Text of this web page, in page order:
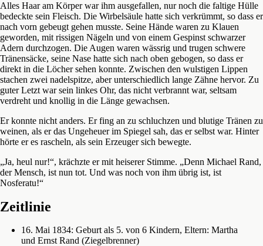
Alles Haar am Körper war ihm ausgefallen, nur noch die faltige Hülle
bedeckte sein Fleisch. Die Wirbelsäule hatte sich verkrümmt, so dass er
nach vorn gebeugt gehen musste. Seine Hände waren zu Klauen
geworden, mit rissigen Nägeln und von einem Gespinst schwarzer
Adern durchzogen. Die Augen waren wässrig und trugen schwere
Tränensäcke, seine Nase hatte sich nach oben gebogen, so dass er
direkt in die Löcher sehen konnte. Zwischen den wulstigen Lippen
stachen zwei nadelspitze, aber unterschiedlich lange Zähne hervor. Zu
guter Letzt war sein linkes Ohr, das nicht verbrannt war, seltsam
verdreht und knollig in die Länge gewachsen.
Er konnte nicht anders. Er fing an zu schluchzen und blutige Tränen zu
weinen, als er das Ungeheuer im Spiegel sah, das er selbst war. Hinter
hörte er es rascheln, als sein Erzeuger sich bewegte.
„Ja, heul nur!“, krächzte er mit heiserer Stimme. „Denn Michael Rand,
der Mensch, ist nun tot. Und was noch von ihm übrig ist, ist
Nosferatu!“
Zeitlinie
16. Mai 1834: Geburt als 5. von 6 Kindern, Eltern: Martha
und Ernst Rand (Ziegelbrenner)